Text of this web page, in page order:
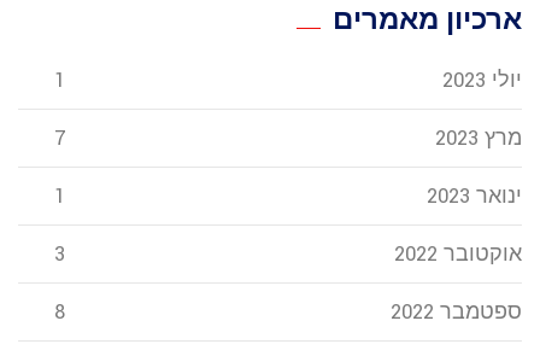
ארכיון מאמרים
יולי 2023 1
מרץ 2023 7
ינואר 2023 1
אוקטובר 2022 3
ספטמבר 2022 8